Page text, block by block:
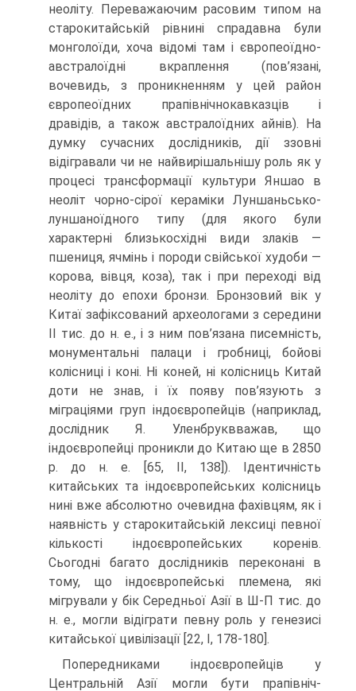
неоліту. Переважа­ючим расовим типом на
старокитайській рівнині спрадавна були
монголоїди, хоча відомі там і європеоїдно-
австралоїдні вкраплення (пов’язані,
вочевидь, з проникнен­ням у цей район
європеоїдних прапівнічнокавказців і
дравідів, а також австралоїд­них айнів). На
думку сучасних дослідників, дії ззовні
відігравали чи не найвирі­шальнішу роль як у
процесі трансформації культури Яншао в
неоліт чорно-сірої кераміки Луншаньсько-
луншаноїдного типу (для якого були
характерні близькосхідні види злаків —
пшениця, ячмінь і породи свійської худоби —
корова, вівця, коза), так і при переході від
неоліту до епохи бронзи. Бронзовий вік у
Китаї зафіксований ар­хеологами з середини
II тис. до н. е., і з ним пов’язана писемність,
монументальні палаци і гробниці, бойові
колісниці і коні. Ні коней, ні колісниць Китай
доти не знав, і їх появу пов’язують з
міграціями груп індоєвропейців (наприклад,
дослідник Я. Уленбруквважав, що
індоєвропейці проникли до Китаю ще в 2850
р. до н. е. [65, II, 1З8]). Ідентичність
китайських та індоєвропейських колісниць
нині вже абсолют­но очевидна фахівцям, як і
наявність у старокитайській лексиці певної
кількості індоєвропейських коренів.
Сьогодні багато дослідників переконані в
тому, що ін­доєвропейські племена, які
мігрували у бік Середньої Азії в Ш-П тис. до
н. е., могли відіграти певну роль у генезисі
китайської цивілізації [22, I, 178-180].
Попередниками індоєвропейців у
Центральній Азії могли бути прапівніч-